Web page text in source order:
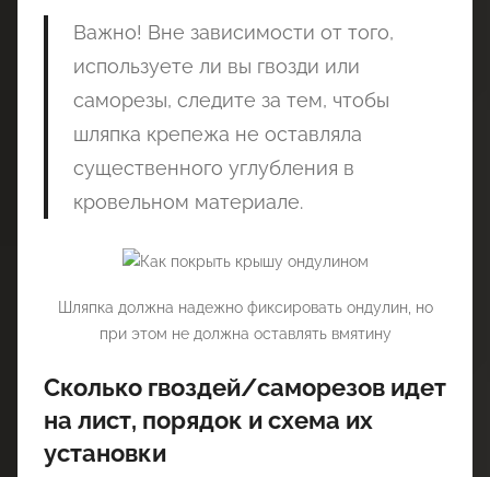
Важно! Вне зависимости от того,
используете ли вы гвозди или
саморезы, следите за тем, чтобы
шляпка крепежа не оставляла
существенного углубления в
кровельном материале.
Шляпка должна надежно фиксировать ондулин, но
при этом не должна оставлять вмятину
Сколько гвоздей/саморезов идет
на лист, порядок и схема их
установки